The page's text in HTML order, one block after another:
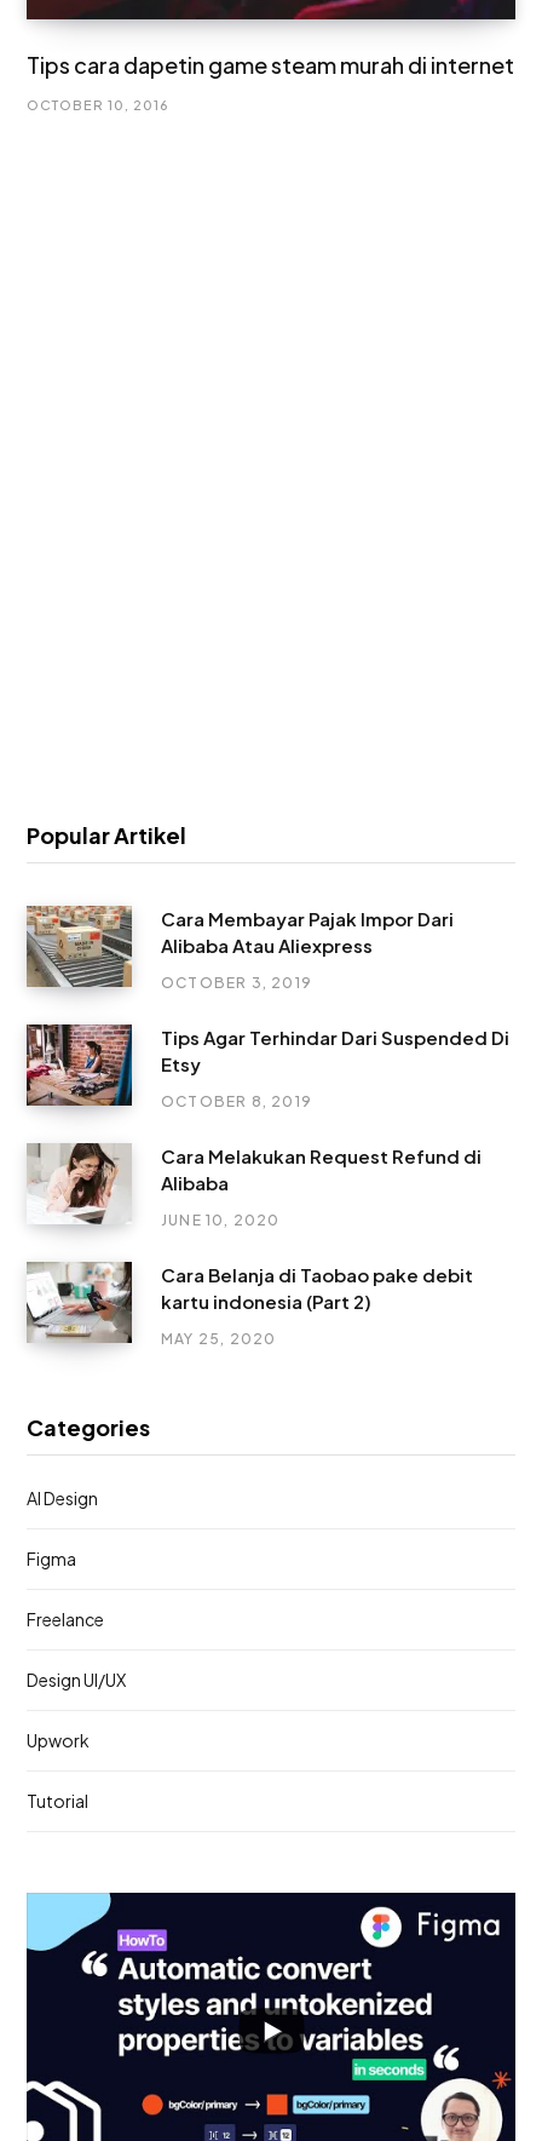
Tips cara dapetin game steam murah di internet
OCTOBER 10, 2016
Popular Artikel
Cara Membayar Pajak Impor Dari
Alibaba Atau Aliexpress
OCTOBER 3, 2019
Tips Agar Terhindar Dari Suspended Di
Etsy
OCTOBER 8, 2019
Cara Melakukan Request Refund di
Alibaba
JUNE 10, 2020
Cara Belanja di Taobao pake debit
kartu indonesia (Part 2)
MAY 25, 2020
Categories
AI Design
Figma
Freelance
Design UI/UX
Upwork
Tutorial